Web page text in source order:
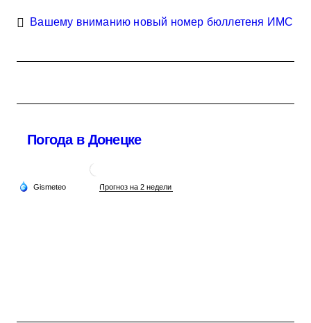
Вашему вниманию новый номер бюллетеня ИМС
Погода в Донецке